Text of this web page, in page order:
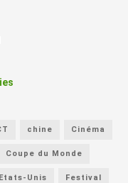
chine Cinéma
Coupe du Monde
Etats-Unis Festival